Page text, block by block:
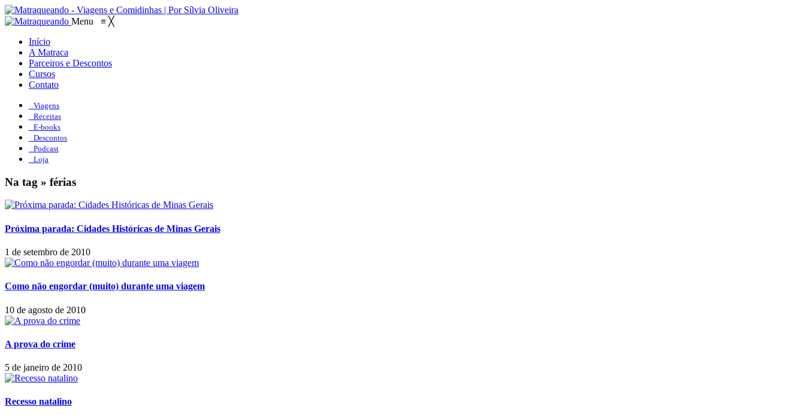
Menu ≡ ╳
Início
A Matraca
Parceiros e Descontos
Cursos
Contato
Viagens
Receitas
E-books
Descontos
Podcast
Loja
Na tag » férias
Próxima parada: Cidades Históricas de Minas Gerais
1 de setembro de 2010
Como não engordar (muito) durante uma viagem
10 de agosto de 2010
A prova do crime
5 de janeiro de 2010
Recesso natalino